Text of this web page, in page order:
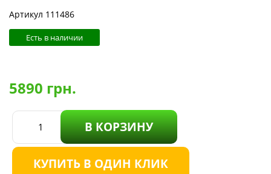
Артикул 111486
Есть в наличии
5890 грн.
В КОРЗИНУ
КУПИТЬ В ОДИН КЛИК